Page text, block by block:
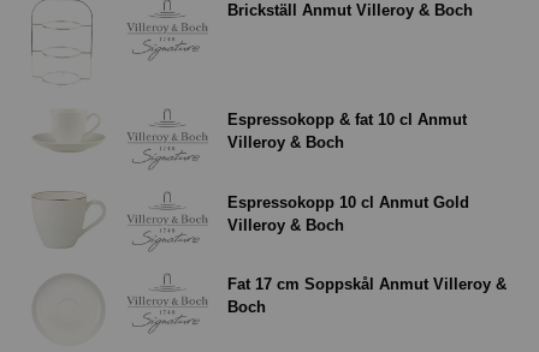
Brickställ Anmut Villeroy & Boch
Espressokopp & fat 10 cl Anmut
Villeroy & Boch
Espressokopp 10 cl Anmut Gold
Villeroy & Boch
Fat 17 cm Soppskål Anmut Villeroy &
Boch